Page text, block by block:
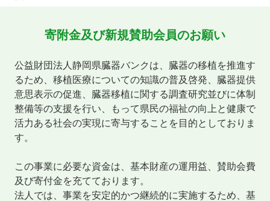
寄附金及び新規賛助会員のお願い
公益財団法人静岡県臓器バンクは、臓器の移植を推進す
るため、移植医療についての知識の普及啓発、臓器提供
意思表示の促進、臓器移植に関する調査研究並びに体制
整備等の支援を行い、もって県民の福祉の向上と健康で
活力ある社会の実現に寄与することを目的としておりま
す。
この事業に必要な資金は、基本財産の運用益、賛助会費
及び寄付金を充てております。
法人では、事業を安定的かつ継続的に実施するため、基